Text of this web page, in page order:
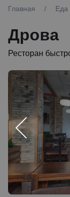
Главная / Еда
Дрова
Ресторан